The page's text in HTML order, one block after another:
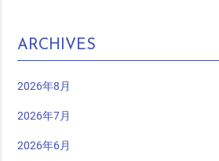
ARCHIVES
2026年8月
2026年7月
2026年6月